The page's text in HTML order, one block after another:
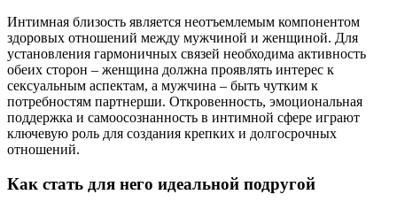
Интимная близость является неотъемлемым компонентом
здоровых отношений между мужчиной и женщиной. Для
установления гармоничных связей необходима активность
обеих сторон – женщина должна проявлять интерес к
сексуальным аспектам, а мужчина – быть чутким к
потребностям партнерши. Откровенность, эмоциональная
поддержка и самоосознанность в интимной сфере играют
ключевую роль для создания крепких и долгосрочных
отношений.
Как стать для него идеальной подругой